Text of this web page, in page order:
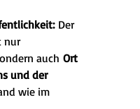
Der
nur
auch Ort
und der
wie im